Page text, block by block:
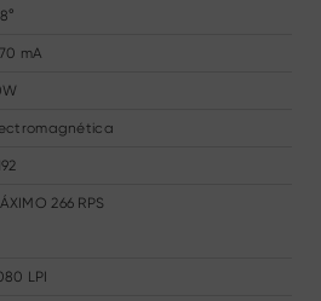
mA
266 RPS
LPI